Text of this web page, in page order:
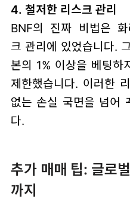
4. 철저한 리스크 관리
BNF의 진짜 비법은
크 관리에 있었습니다.
본의 1% 이상을 베팅하
제한했습니다. 이러한
없는 손실 국면을 넘어
다.
추가 매매 팁: 글로
까지